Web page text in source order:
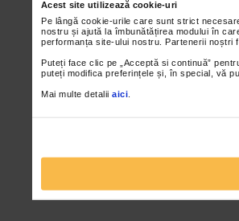
Acest site utilizează cookie-uri
Pe lângă cookie-urile care sunt strict
nostru și ajută la îmbunătățirea modului în
performanța site-ului nostru. Partenerii noștri
Puteți face clic pe „Acceptă si continuă”
puteți modifica preferințele și, în special, vă
Mai multe detalii aici